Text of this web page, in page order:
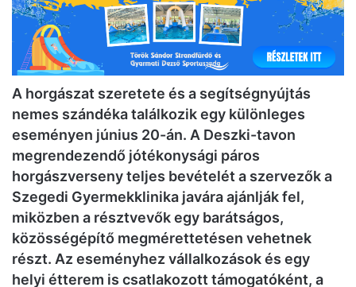
A horgászat szeretete és a segítségnyújtás
nemes szándéka találkozik egy különleges
eseményen június 20-án. A Deszki-tavon
megrendezendő jótékonysági páros
horgászverseny teljes bevételét a szervezők a
Szegedi Gyermekklinika javára ajánlják fel,
miközben a résztvevők egy barátságos,
közösségépítő megmérettetésen vehetnek
részt. Az eseményhez vállalkozások és egy
helyi étterem is csatlakozott támogatóként, a